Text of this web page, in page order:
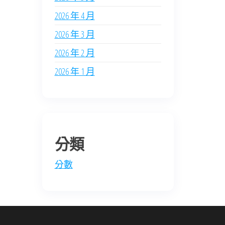
2026 年 4 月
2026 年 3 月
2026 年 2 月
2026 年 1 月
分類
分數